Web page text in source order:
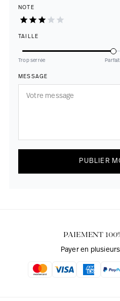
NOTE
TAILLE
Trop serrée
MESSAGE
PUBLIER
PAIEMENT
Payer en